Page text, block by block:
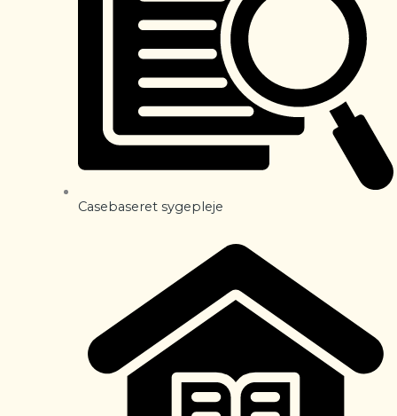
Casebaseret sygepleje